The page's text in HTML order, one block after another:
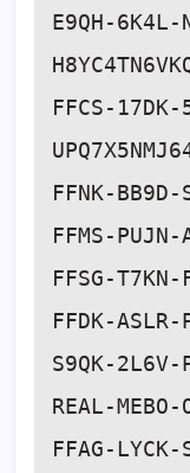
E9QH-
FFCS-
FFNK-
FFMS-
FFSG-
FFDK-
S9QK-
REAL-
FFAG-